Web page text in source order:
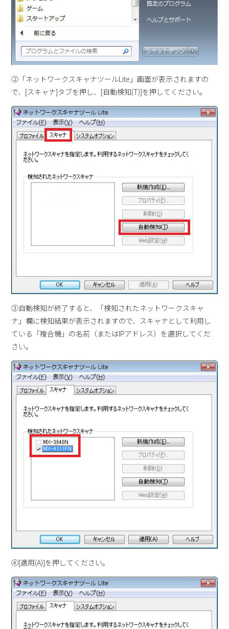
②「ネットワークスキャナツールLite」画面が表示されますの
で、[スキャナ]タブを押し、[自動検知(T)]を押してください。
③自動検知が終了すると、「検知されたネットワークスキャ
ナ」欄に検知結果が表示されますので、スキャナとして利用し
ている「複合機」の名前（またはIPアドレス）を選択してくだ
さい。
④[適用(A)]を押してください。